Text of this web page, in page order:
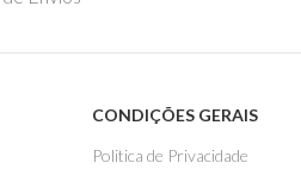
CONDIÇÕES GERAIS
Politica de Privacidade